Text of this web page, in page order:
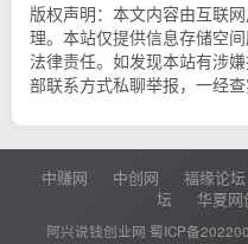
版权声明：本文内容由互联
理。本站仅提供信息存储空
法律责任。如发现本站有涉
部联系方式私聊举报，一经查
中赚网 中创网 福缘论坛
坛
华夏网
阿兴说钱创业网 蜀ICP备